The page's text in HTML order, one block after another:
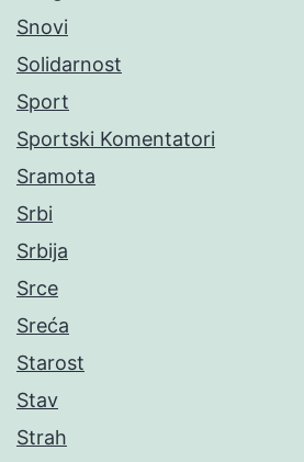
Snovi
Solidarnost
Sport
Sportski Komentatori
Sramota
Srbi
Srbija
Srce
Sreća
Starost
Stav
Strah